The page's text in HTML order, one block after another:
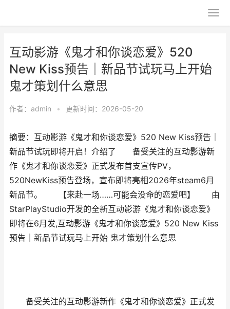
互动影游《鬼才和你谈恋爱》520
New Kiss预告｜新品节试玩马上开始
鬼才策划什么意思
作者： admin • 更新时间：2026-05-20
摘要：互动影游《鬼才和你谈恋爱》520 New Kiss预告｜
新品节试玩即将开启！介绍了 备受关注的互动影游新
作《鬼才和你谈恋爱》正式发布首支宣传PV，
520NewKiss预告登场，宣布即将亮相2026年steam6月
新品节。 【来赴一场……可能会没命的恋爱吧】 由
StarPlayStudio开发的全新互动影游《鬼才和你谈恋爱》
即将在6月发,互动影游《鬼才和你谈恋爱》520 New Kiss
预告｜新品节试玩马上开始 鬼才策划什么意思
备受关注的互动影游新作《鬼才和你谈恋爱》正式发